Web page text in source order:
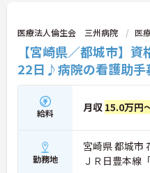
医療法人倫生会 三州病院 医
【宮崎県／都城市】
22日♪病院の看護助手
給料 月収 15.0万円
勤務地
宮崎県 都城市
ＪＲ日豊本線